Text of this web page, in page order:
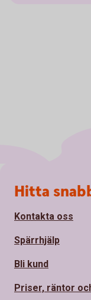
Sidfot
Hitta
Kontakta oss
Spärrhjälp
Bli kund
Priser, räntor